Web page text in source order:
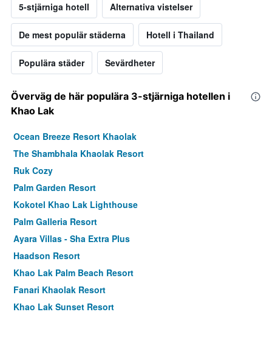
5-stjärniga hotell Alternativa vistelser
De mest populär städerna Hotell i Thailand
Populära städer Sevärdheter
Överväg de här populära 3-stjärniga hotellen i
Khao Lak
Ocean Breeze Resort Khaolak
The Shambhala Khaolak Resort
Ruk Cozy
Palm Garden Resort
Kokotel Khao Lak Lighthouse
Palm Galleria Resort
Ayara Villas - Sha Extra Plus
Haadson Resort
Khao Lak Palm Beach Resort
Fanari Khaolak Resort
Khao Lak Sunset Resort